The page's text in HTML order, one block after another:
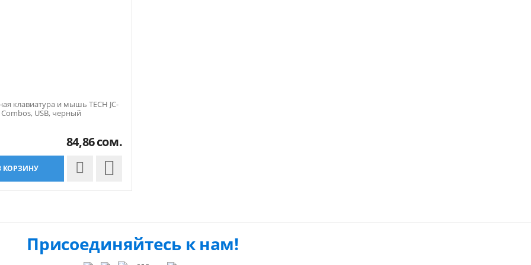
клавиатура и мышь TECH JC-
Combos, USB, черный
84,86сом.
КОРЗИНУ 
Присоединяйтесь к нам!